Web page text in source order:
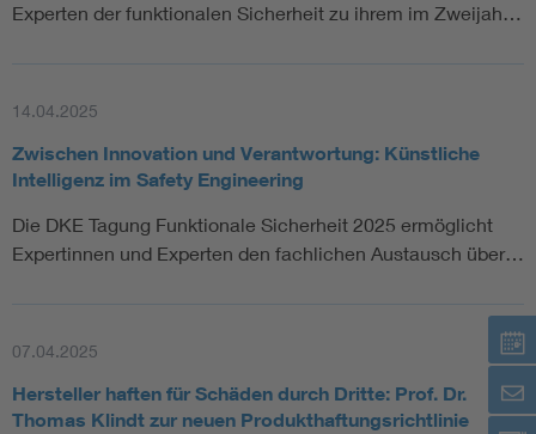
Experten der funktionalen Sicherheit zu ihrem im Zweijah…
14.04.2025
Zwischen Innovation und Verantwortung: Künstliche
Intelligenz im Safety Engineering
Die DKE Tagung Funktionale Sicherheit 2025 ermöglicht
Expertinnen und Experten den fachlichen Austausch über…
07.04.2025
Hersteller haften für Schäden durch Dritte: Prof. Dr.
Thomas Klindt zur neuen Produkthaftungsrichtlinie